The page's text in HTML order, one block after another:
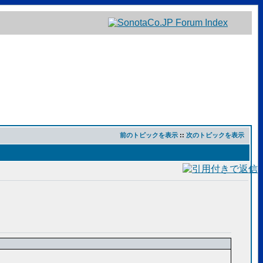
前のトピックを表示 :: 次のトピックを表示